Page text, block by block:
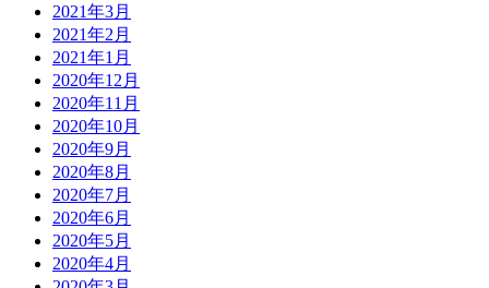
2021年3月
2021年2月
2021年1月
2020年12月
2020年11月
2020年10月
2020年9月
2020年8月
2020年7月
2020年6月
2020年5月
2020年4月